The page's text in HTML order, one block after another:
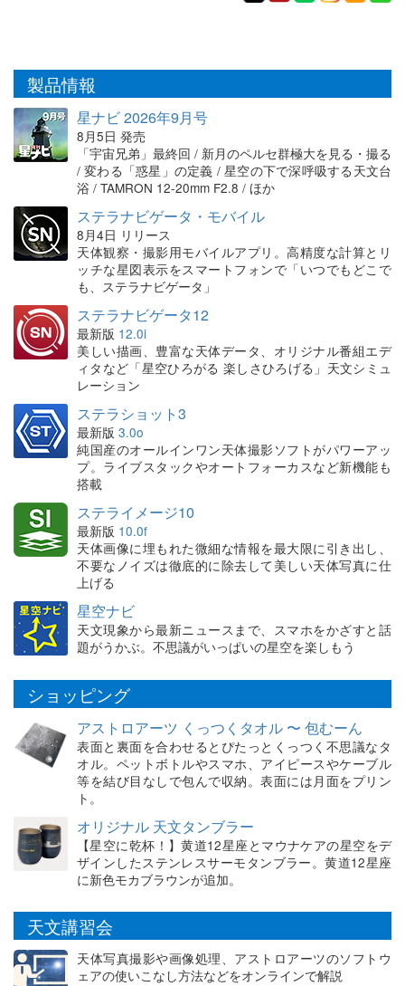
製品情報
星ナビ 2026年9月号
8月5日 発売
「宇宙兄弟」最終回 / 新月のペルセ群極大を見る・撮る
/ 変わる「惑星」の定義 / 星空の下で深呼吸する天文台
浴 / TAMRON 12-20mm F2.8 / ほか
ステラナビゲータ・モバイル
8月4日 リリース
天体観察・撮影用モバイルアプリ。高精度な計算とリ
ッチな星図表示をスマートフォンで「いつでもどこで
も、ステラナビゲータ」
ステラナビゲータ12
最新版 12.0i
美しい描画、豊富な天体データ、オリジナル番組エデ
ィタなど「星空ひろがる 楽しさひろげる」天文シミュ
レーション
ステラショット3
最新版 3.0o
純国産のオールインワン天体撮影ソフトがパワーアッ
プ。ライブスタックやオートフォーカスなど新機能も
搭載
ステライメージ10
最新版 10.0f
天体画像に埋もれた微細な情報を最大限に引き出し、
不要なノイズは徹底的に除去して美しい天体写真に仕
上げる
星空ナビ
天文現象から最新ニュースまで、スマホをかざすと話
題がうかぶ。不思議がいっぱいの星空を楽しもう
ショッピング
アストロアーツ くっつくタオル 〜 包むーん
表面と裏面を合わせるとぴたっとくっつく不思議なタ
オル。ペットボトルやスマホ、アイピースやケーブル
等を結び目なしで包んで収納。表面には月面をプリン
ト。
オリジナル 天文タンブラー
【星空に乾杯！】黄道12星座とマウナケアの星空をデ
ザインしたステンレスサーモタンブラー。黄道12星座
に新色モカブラウンが追加。
天文講習会
天体写真撮影や画像処理、アストロアーツのソフトウ
ェアの使いこなし方法などをオンラインで解説